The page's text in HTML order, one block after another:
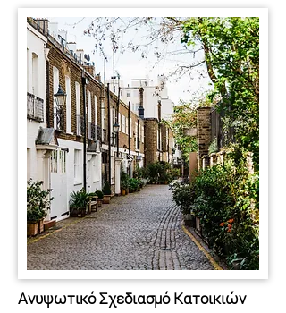
Ανυψωτικό Σχεδιασμό Κατοικιών